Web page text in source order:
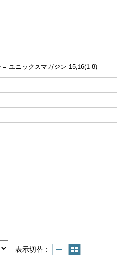
= ユニックスマガジン 15,16(1-8)
表示切替